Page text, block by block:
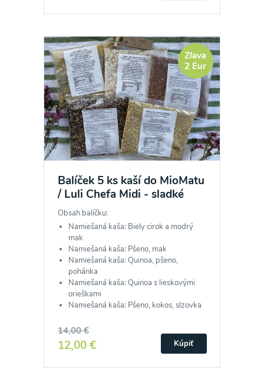
Zľava
2 Eur
Balíček 5 ks kaší do MioMatu
/ Luli Chefa Midi - sladké
Obsah balíčku:
Namiešaná kaša: Biely cirok a modrý
mak
Namiešaná kaša: Pšeno, mak
Namiešaná kaša: Quinoa, pšeno,
pohánka
Namiešaná kaša: Quinoa s lieskovými
orieškami
Namiešaná kaša: Pšeno, kokos, slzovka
14,00 €
12,00 € Kúpiť